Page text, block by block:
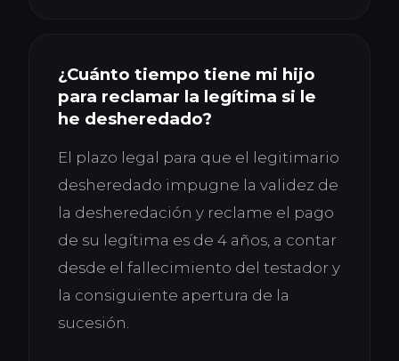
¿Cuánto tiempo tiene mi hijo
para reclamar la legítima si le
he desheredado?
El plazo legal para que el legitimario
desheredado impugne la validez de
la desheredación y reclame el pago
de su legítima es de 4 años, a contar
desde el fallecimiento del testador y
la consiguiente apertura de la
sucesión.